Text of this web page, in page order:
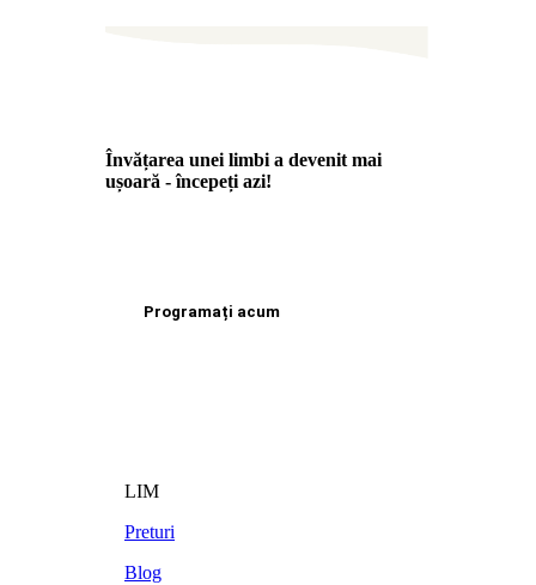
Învățarea unei limbi a devenit mai
ușoară - începeți azi!
Programați acum
LIM
Preturi
Blog